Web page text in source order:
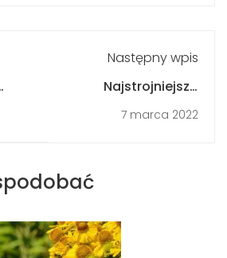
Następny wpis
Najstrojniejsza
palma wielkanocna
7 marca 2022